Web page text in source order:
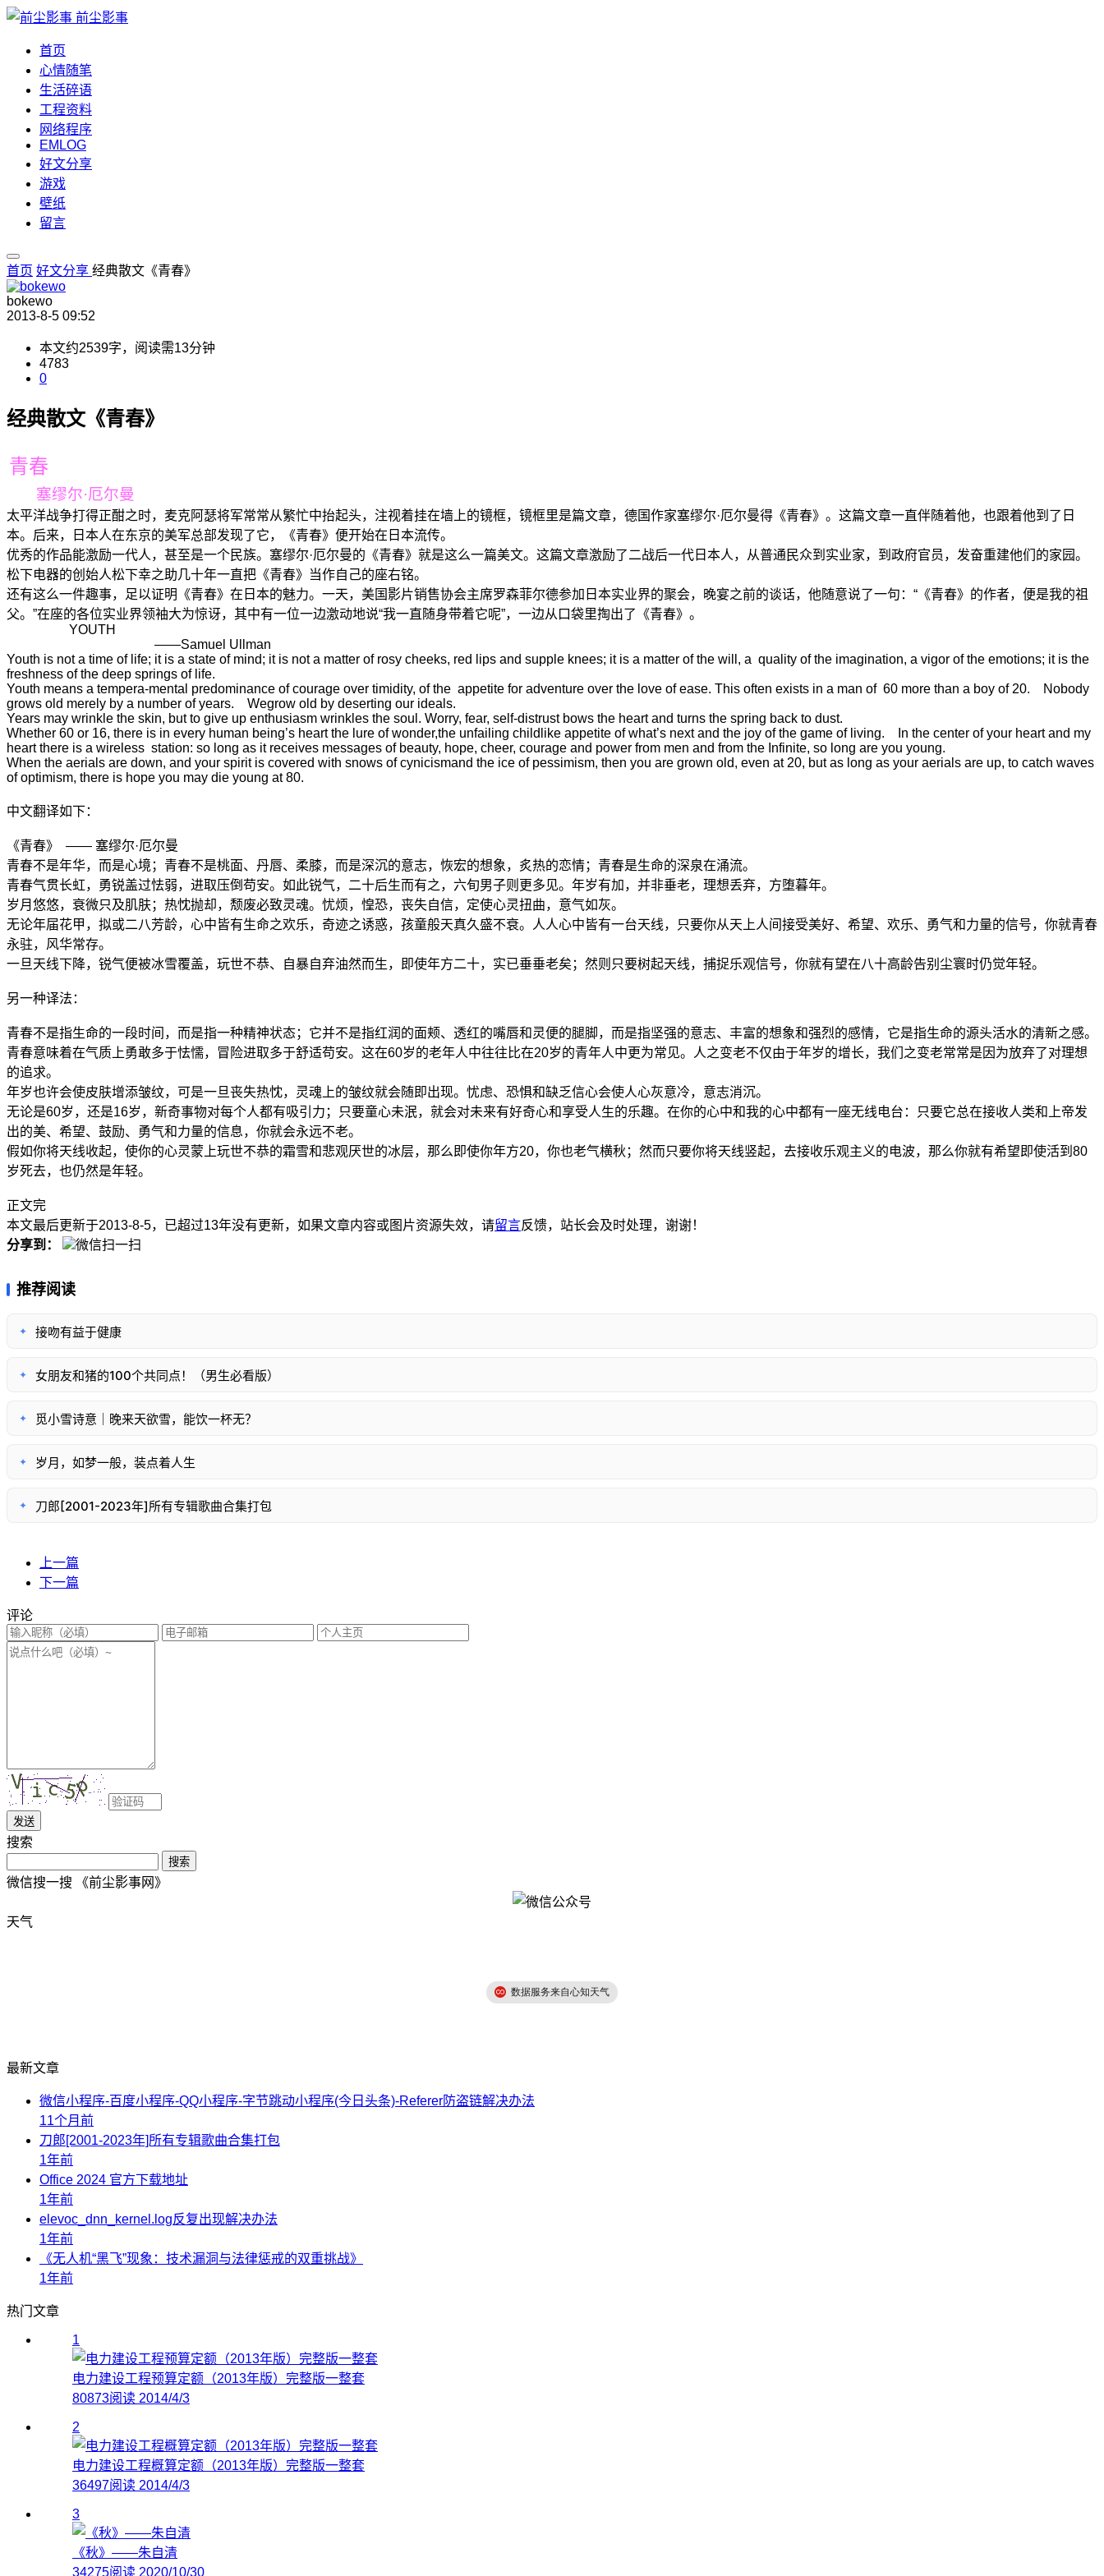
前尘影事
首页
心情随笔
生活碎语
工程资料
网络程序
EMLOG
好文分享
游戏
壁纸
留言
首页 好文分享 经典散文《青春》
bokewo
2013-8-5 09:52
本文约2539字，阅读需13分钟
4783
0
经典散文《青春》
青春
塞缪尔·厄尔曼
太平洋战争打得正酣之时，麦克阿瑟将军常常从繁忙中抬起头，注视着挂在墙上的镜框，镜框里是篇文章，德国作家塞缪尔·厄尔曼得《青春》。这篇文章一直伴随着他，也跟着他到了日
本。后来，日本人在东京的美军总部发现了它，《青春》便开始在日本流传。
优秀的作品能激励一代人，甚至是一个民族。塞缪尔·厄尔曼的《青春》就是这么一篇美文。这篇文章激励了二战后一代日本人，从普通民众到实业家，到政府官员，发奋重建他们的家园。
松下电器的创始人松下幸之助几十年一直把《青春》当作自己的座右铭。
还有这么一件趣事，足以证明《青春》在日本的魅力。一天，美国影片销售协会主席罗森菲尔德参加日本实业界的聚会，晚宴之前的谈话，他随意说了一句：“《青春》的作者，便是我的祖
父。”在座的各位实业界领袖大为惊讶，其中有一位一边激动地说“我一直随身带着它呢”，一边从口袋里掏出了《青春》。
YOUTH
——Samuel Ullman
Youth is not a time of life; it is a state of mind; it is not a matter of rosy cheeks, red lips and supple knees; it is a matter of the will, a quality of the imagination, a vigor of the emotions; it is the
freshness of the deep springs of life.
Youth means a tempera-mental predominance of courage over timidity, of the appetite for adventure over the love of ease. This often exists in a man of 60 more than a boy of 20. Nobody
grows old merely by a number of years. Wegrow old by deserting our ideals.
Years may wrinkle the skin, but to give up enthusiasm wrinkles the soul. Worry, fear, self-distrust bows the heart and turns the spring back to dust.
Whether 60 or 16, there is in every human being’s heart the lure of wonder,the unfailing childlike appetite of what’s next and the joy of the game of living. In the center of your heart and my
heart there is a wireless station: so long as it receives messages of beauty, hope, cheer, courage and power from men and from the Infinite, so long are you young.
When the aerials are down, and your spirit is covered with snows of cynicismand the ice of pessimism, then you are grown old, even at 20, but as long as your aerials are up, to catch waves
of optimism, there is hope you may die young at 80.
中文翻译如下：
《青春》
—— 塞缪尔·厄尔曼
青春不是年华，而是心境；青春不是桃面、丹唇、柔膝，而是深沉的意志，恢宏的想象，炙热的恋情；青春是生命的深泉在涌流。
青春气贯长虹，勇锐盖过怯弱，进取压倒苟安。如此锐气，二十后生而有之，六旬男子则更多见。年岁有加，并非垂老，理想丢弃，方堕暮年。
岁月悠悠，衰微只及肌肤；热忱抛却，颓废必致灵魂。忧烦，惶恐，丧失自信，定使心灵扭曲，意气如灰。
无论年届花甲，拟或二八芳龄，心中皆有生命之欢乐，奇迹之诱惑，孩童般天真久盛不衰。人人心中皆有一台天线，只要你从天上人间接受美好、希望、欢乐、勇气和力量的信号，你就青春
永驻，风华常存。
一旦天线下降，锐气便被冰雪覆盖，玩世不恭、自暴自弃油然而生，即使年方二十，实已垂垂老矣；然则只要树起天线，捕捉乐观信号，你就有望在八十高龄告别尘寰时仍觉年轻。
另一种译法：
青春不是指生命的一段时间，而是指一种精神状态；它并不是指红润的面颊、透红的嘴唇和灵便的腿脚，而是指坚强的意志、丰富的想象和强烈的感情，它是指生命的源头活水的清新之感。
青春意味着在气质上勇敢多于怯懦，冒险进取多于舒适苟安。这在60岁的老年人中往往比在20岁的青年人中更为常见。人之变老不仅由于年岁的增长，我们之变老常常是因为放弃了对理想
的追求。
年岁也许会使皮肤增添皱纹，可是一旦丧失热忱，灵魂上的皱纹就会随即出现。忧虑、恐惧和缺乏信心会使人心灰意冷，意志消沉。
无论是60岁，还是16岁，新奇事物对每个人都有吸引力；只要童心未泯，就会对未来有好奇心和享受人生的乐趣。在你的心中和我的心中都有一座无线电台：只要它总在接收人类和上帝发
出的美、希望、鼓励、勇气和力量的信息，你就会永远不老。
假如你将天线收起，使你的心灵蒙上玩世不恭的霜雪和悲观厌世的冰层，那么即使你年方20，你也老气横秋；然而只要你将天线竖起，去接收乐观主义的电波，那么你就有希望即使活到80
岁死去，也仍然是年轻。
正文完
本文最后更新于2013-8-5，已超过13年没有更新，如果文章内容或图片资源失效，请留言反馈，站长会及时处理，谢谢！
分享到：
微信扫一扫
推荐阅读
✦ 接吻有益于健康
✦ 女朋友和猪的100个共同点！（男生必看版）
✦ 觅小雪诗意｜晚来天欲雪，能饮一杯无？
✦ 岁月，如梦一般，装点着人生
✦ 刀郎[2001-2023年]所有专辑歌曲合集打包
上一篇
下一篇
评论
发送
搜索
搜索
微信搜一搜 《前尘影事网》
天气
最新文章
微信小程序-百度小程序-QQ小程序-字节跳动小程序(今日头条)-Referer防盗链解决办法
11个月前
刀郎[2001-2023年]所有专辑歌曲合集打包
1年前
Office 2024 官方下载地址
1年前
elevoc_dnn_kernel.log反复出现解决办法
1年前
《无人机“黑飞”现象：技术漏洞与法律惩戒的双重挑战》
1年前
热门文章
1
电力建设工程预算定额（2013年版）完整版一整套
80873阅读 2014/4/3
2
电力建设工程概算定额（2013年版）完整版一整套
36497阅读 2014/4/3
3
《秋》——朱自清
34275阅读 2020/10/30